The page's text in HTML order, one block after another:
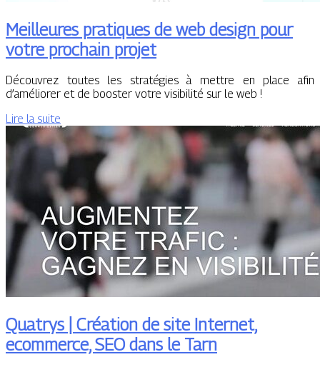
Meilleures pratiques de web design pour
votre prochain projet
Découvrez toutes les stratégies à mettre en place afin
d’améliorer et de booster votre visibilité sur le web !
Lire la suite
Quatrys | Création de site Internet,
ecommerce, SEO dans le Tarn